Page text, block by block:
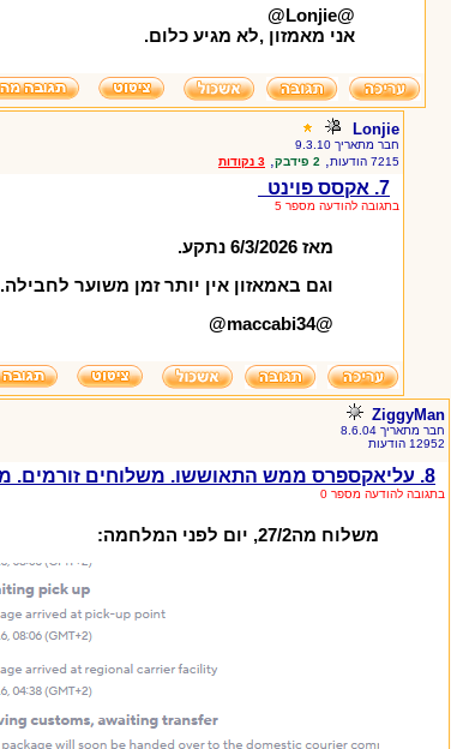
@Lonjie@
אני מאמזון ,לא מגיע כלום.
Lonjie
חבר מתאריך 9.3.10
7215 הודעות
, 2 פידבק , 3 נקודות
7. אקסס פוינט
בתגובה להודעה מספר 5
מאז 6/3/2026 נתקע.
וגם באמאזון אין יותר זמן משוער לחבילה.
@maccabi34@
ZiggyMan
חבר מתאריך 8.6.04
12952 הודעות
8. עליאקספרס ממש התאוששו. משלוחים זורמים. מבלים בארץ ימים ספורים עד למסירה
בתגובה להודעה מספר 0
משלוח מה27/2, יום לפני המלחמה: